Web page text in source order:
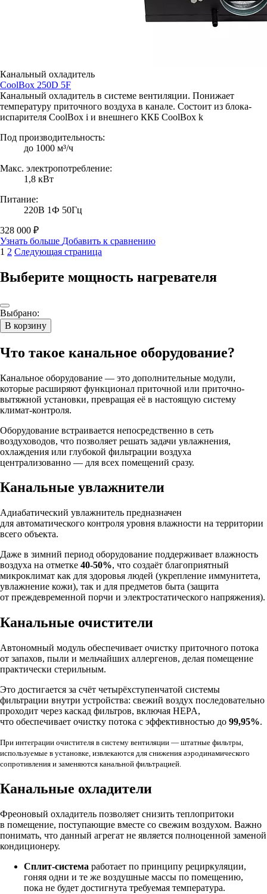
Канальный охладитель
CoolBox 250D 5F
Канальный охладитель в системе вентиляции. Понижает
температуру приточного воздуха в канале. Состоит из блока-
испарителя CoolBox i и внешнего ККБ CoolBox k
Под производительность:
до 1000 м³/ч
Макс. электропотребление:
1,8 кВт
Питание:
220В 1Ф 50Гц
328 000 ₽
Узнать больше Добавить к сравнению
1 2 Следующая страница
Выберите мощность нагревателя
Выбрано:
В корзину
Что такое канальное оборудование?
Канальное оборудование — это дополнительные модули,
которые расширяют функционал приточной или приточно-
вытяжной установки, превращая её в настоящую систему
климат-контроля.
Оборудование встраивается непосредственно в сеть
воздуховодов, что позволяет решать задачи увлажнения,
охлаждения или глубокой фильтрации воздуха
централизованно — для всех помещений сразу.
Канальные увлажнители
Адиабатический увлажнитель предназначен
для автоматического контроля уровня влажности на территории
всего объекта.
Даже в зимний период оборудование поддерживает влажность
воздуха на отметке 40-50%, что создаёт благоприятный
микроклимат как для здоровья людей (укрепление иммунитета,
увлажнение кожи), так и для предметов быта (защита
от преждевременной порчи и электростатического напряжения).
Канальные очистители
Автономный модуль обеспечивает очистку приточного потока
от запахов, пыли и мельчайших аллергенов, делая помещение
практически стерильным.
Это достигается за счёт четырёхступенчатой системы
фильтрации внутри устройства: свежий воздух последовательно
проходит через каскад фильтров, включая HEPA,
что обеспечивает очистку потока с эффективностью до 99,95%.
При интеграции очистителя в систему вентиляции — штатные фильтры,
используемые в установке, извлекаются для снижения аэродинамического
сопротивления и заменяются канальной фильтрацией.
Канальные охладители
Фреоновый охладитель позволяет снизить теплопритоки
в помещение, поступающие вместе со свежим воздухом. Важно
понимать, что данный агрегат не является полноценной заменой
кондиционеру.
Сплит-система работает по принципу рециркуляции,
гоняя одни и те же воздушные массы по помещению,
пока не будет достигнута требуемая температура.